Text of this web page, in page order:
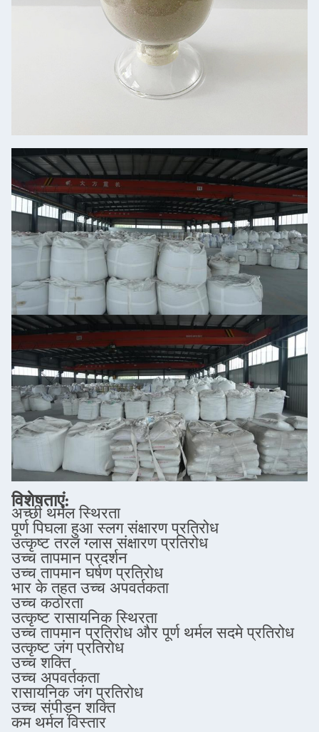
विशेषताएं:
अच्छी थर्मल स्थिरता
पूर्ण पिघला हुआ स्लग संक्षारण प्रतिरोध
उत्कृष्ट तरल ग्लास संक्षारण प्रतिरोध
उच्च तापमान प्रदर्शन
उच्च तापमान घर्षण प्रतिरोध
भार के तहत उच्च अपवर्तकता
उच्च कठोरता
उत्कृष्ट रासायनिक स्थिरता
उच्च तापमान प्रतिरोध और पूर्ण थर्मल सदमे प्रतिरोध
उत्कृष्ट जंग प्रतिरोध
उच्च शक्ति
उच्च अपवर्तकता
रासायनिक जंग प्रतिरोध
उच्च संपीड़न शक्ति
कम थर्मल विस्तार